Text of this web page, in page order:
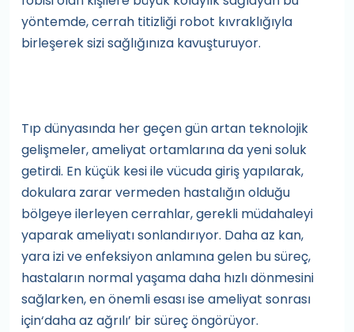
yöntemde, cerrah titizliği robot kıvraklığıyla
birleşerek sizi sağlığınıza kavuşturuyor.
Tıp dünyasında her geçen gün artan teknolojik
gelişmeler, ameliyat ortamlarına da yeni soluk
getirdi. En küçük kesi ile vücuda giriş yapılarak,
dokulara zarar vermeden hastalığın olduğu
bölgeye ilerleyen cerrahlar, gerekli müdahaleyi
yaparak ameliyatı sonlandırıyor. Daha az kan,
yara izi ve enfeksiyon anlamına gelen bu süreç,
hastaların normal yaşama daha hızlı dönmesini
sağlarken, en önemli esası ise ameliyat sonrası
için‘daha az ağrılı’ bir süreç öngörüyor.